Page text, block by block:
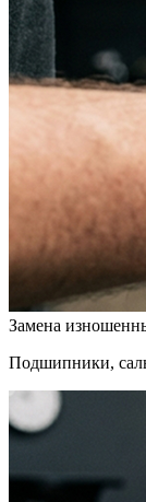
Замена
Подшипники,